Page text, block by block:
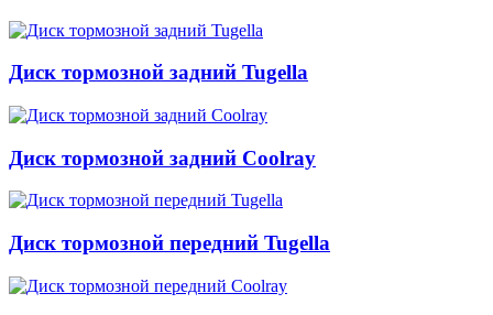
Диск тормозной задний Tugella
Диск тормозной задний Coolray
Диск тормозной передний Tugella